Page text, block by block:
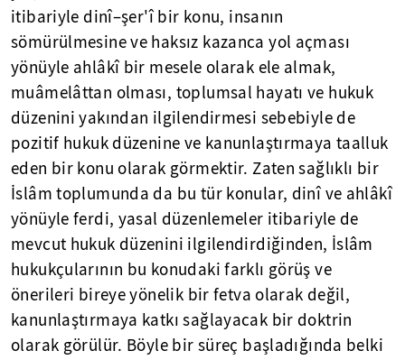
itibariyle dinî–şer'î bir konu, insanın
sömürülmesine ve haksız kazanca yol açması
yönüyle ahlâkî bir mesele olarak ele almak,
muâmelâttan olması, toplumsal hayatı ve hukuk
düzenini yakından ilgilendirmesi sebebiyle de
pozitif hukuk düzenine ve kanunlaştırmaya taalluk
eden bir konu olarak görmektir. Zaten sağlıklı bir
İslâm toplumunda da bu tür konular, dinî ve ahlâkî
yönüyle ferdi, yasal düzenlemeler itibariyle de
mevcut hukuk düzenini ilgilendirdiğinden, İslâm
hukukçularının bu konudaki farklı görüş ve
önerileri bireye yönelik bir fetva olarak değil,
kanunlaştırmaya katkı sağlayacak bir doktrin
olarak görülür. Böyle bir süreç başladığında belki